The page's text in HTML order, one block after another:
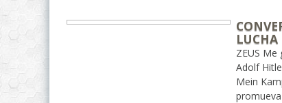
ZEUS
Adolf
Mein